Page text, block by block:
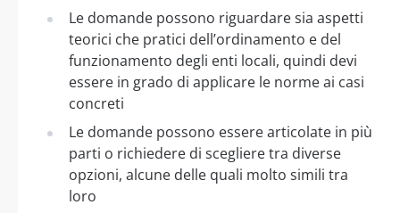
Le domande possono riguardare sia aspetti
teorici che pratici dell’ordinamento e del
funzionamento degli enti locali, quindi devi
essere in grado di applicare le norme ai casi
concreti
Le domande possono essere articolate in più
parti o richiedere di scegliere tra diverse
opzioni, alcune delle quali molto simili tra
loro